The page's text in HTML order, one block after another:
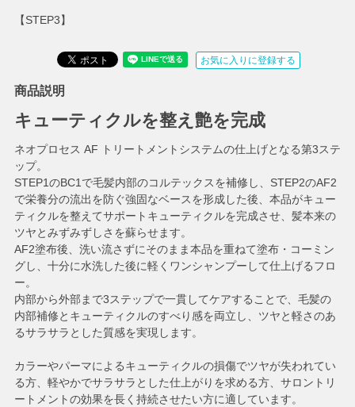
【STEP3】
お気に入りに登録する
商品説明
キューティクルを整え艶を完成
ネオプロセス AF トリートメントシステムの仕上げとなる第3ステ
ップ。
STEP1のBC1で毛髪内部のコルテックスを補修し、STEP2のAF2
で栄養分の流出を防ぐ強固なベースを形成した後、本品がキュー
ティクルを整えてサポートキューティクルを完成させ、髪本来の
ツヤとみずみずしさを蘇らせます。
AF2塗布後、洗い流さずにそのまま本品を重ねて塗布・コーミン
グし、十分に水洗した後に軽くワンシャンプーして仕上げるフロ
ー。
内部から外部まで3ステップで一貫してケアすることで、毛髪の
内部補修とキューティクルのすべり感を両立し、ツヤと軽さのあ
るサラサラとした質感を実現します。
カラーやパーマによるキューティクルの損傷でツヤが失われてい
る方、軽やかでサラサラとした仕上がりを求める方、サロントリ
ートメントの効果を長く持続させたい方に適しています。